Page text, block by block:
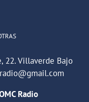
22. Villaverde Bajo
Radio